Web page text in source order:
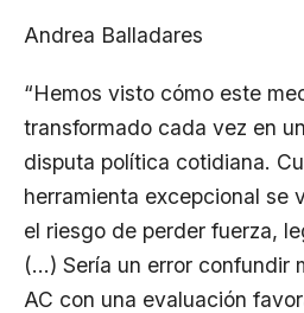
Andrea Balladares
“Hemos visto cómo este
transformado cada vez en
disputa política cotidiana.
herramienta excepcional se
el riesgo de perder fuerza,
(…) Sería un error confundir
AC con una evaluación